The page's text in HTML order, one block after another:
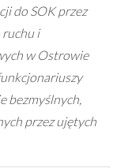
do SOK przez
ruchu i
w Ostrowie
bezmyślnych,
przez ujętych